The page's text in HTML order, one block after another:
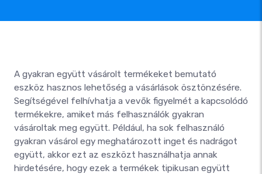
A gyakran együtt vásárolt termékeket bemutató
eszköz hasznos lehetőség a vásárlások ösztönzésére.
Segítségével felhívhatja a vevők figyelmét a kapcsolódó
termékekre, amiket más felhasználók gyakran
vásároltak meg együtt. Például, ha sok felhasználó
gyakran vásárol egy meghatározott inget és nadrágot
együtt, akkor ezt az eszközt használhatja annak
hirdetésére, hogy ezek a termékek tipikusan együtt